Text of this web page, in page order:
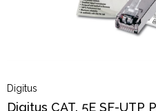
Digitus
Digitus CAT. 5E SF-UTP